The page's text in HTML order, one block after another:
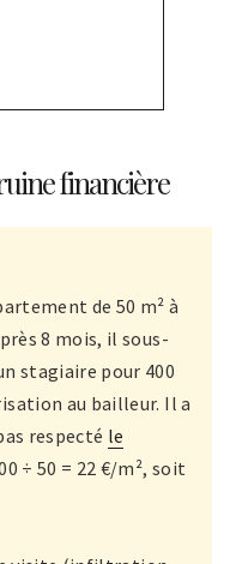
financière
de 50 m² à
8 mois, il sous-
stagiaire pour 400
au bailleur. Il a
respecté le
÷ 50 = 22 €/m², soit